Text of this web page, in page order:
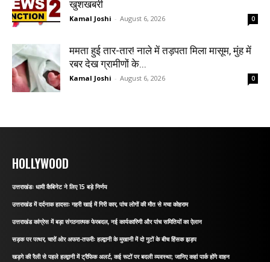
खुशखबरी
Kamal Joshi - August 6, 2026 0
ममता हुई तार-तार! नाले में तड़पता मिला मासूम, मुंह में
रबर देख ग्रामीणों के...
Kamal Joshi - August 6, 2026 0
HOLLYWOOD
उत्तराखंडः धामी कैबिनेट ने लिए 15 बड़े निर्णय
उत्तराखंड में दर्दनाक हादसाः गहरी खाई में गिरी कार, पांच लोगों की मौत से मचा कोहराम
उत्तराखंड कांग्रेस में बड़ा संगठनात्मक फेरबदल, नई कार्यकारिणी और पांच समितियों का ऐलान
सड़क पर पत्थर, चारों ओर अफरा-तफरीः हल्द्वानी के मुखानी में दो गुटों के बीच हिंसक झड़प
खड़गे की रैली से पहले हल्द्वानी में ट्रैफिक अलर्ट, कई रूटों पर बदली व्यवस्था; जानिए कहां पार्क होंगे वाहन